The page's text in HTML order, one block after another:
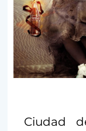
Ciudad